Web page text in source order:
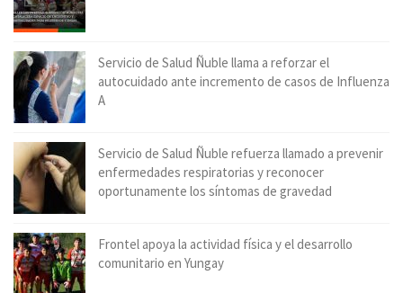
Servicio de Salud Ñuble llama a reforzar el
autocuidado ante incremento de casos de Influenza
A
Servicio de Salud Ñuble refuerza llamado a prevenir
enfermedades respiratorias y reconocer
oportunamente los síntomas de gravedad
Frontel apoya la actividad física y el desarrollo
comunitario en Yungay